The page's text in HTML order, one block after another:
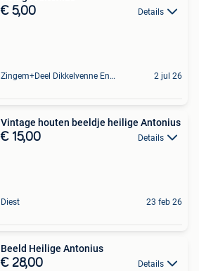
€ 5,00 Details
Zingem+Deel Dikkelvenne En Nederzwalm-Hermelgem 2 jul 26
Vintage houten beeldje heilige Antonius
€ 15,00 Details
Diest 23 feb 26
Beeld Heilige Antonius
€ 28,00 Details